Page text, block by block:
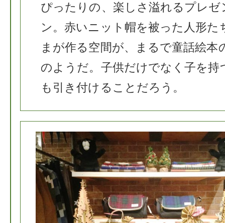
ぴったりの、楽しさ溢れるプレゼ
ン。赤いニット帽を被った人形た
まが作る空間が、まるで童話絵本
のようだ。子供だけでなく子を持
も引き付けることだろう。